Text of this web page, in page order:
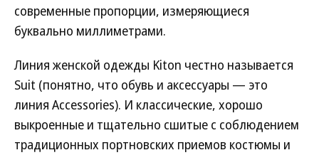
современные пропорции, измеряющиеся
буквально миллиметрами.
Линия женской одежды Kiton честно называется
Suit (понятно, что обувь и аксессуары — это
линия Accessories). И классические, хорошо
выкроенные и тщательно сшитые с соблюдением
традиционных портновских приемов костюмы и